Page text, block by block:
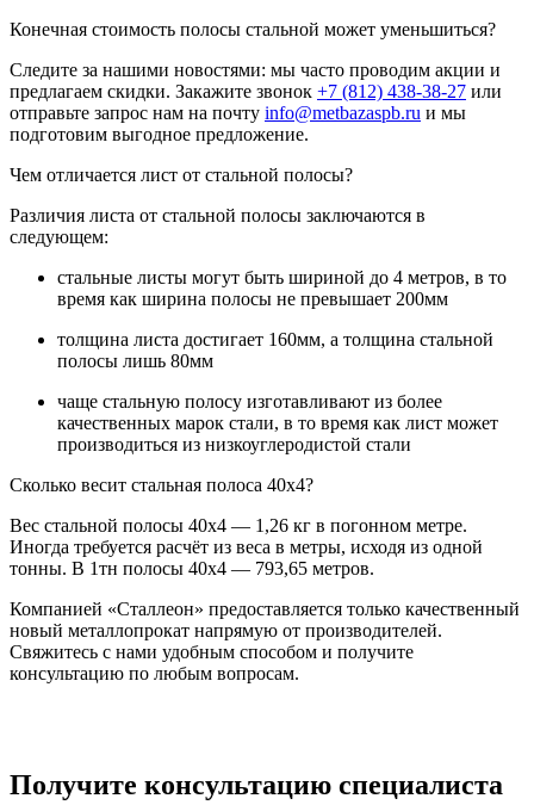
Конечная стоимость полосы стальной может уменьшиться?
Следите за нашими новостями: мы часто проводим акции и
предлагаем скидки. Закажите звонок +7 (812) 438-38-27 или
отправьте запрос нам на почту info@metbazaspb.ru и мы
подготовим выгодное предложение.
Чем отличается лист от стальной полосы?
Различия листа от стальной полосы заключаются в
следующем:
стальные листы могут быть шириной до 4 метров, в то
время как ширина полосы не превышает 200мм
толщина листа достигает 160мм, а толщина стальной
полосы лишь 80мм
чаще стальную полосу изготавливают из более
качественных марок стали, в то время как лист может
производиться из низкоуглеродистой стали
Сколько весит стальная полоса 40х4?
Вес стальной полосы 40х4 — 1,26 кг в погонном метре.
Иногда требуется расчёт из веса в метры, исходя из одной
тонны. В 1тн полосы 40х4 — 793,65 метров.
Компанией «Сталлеон» предоставляется только качественный
новый металлопрокат напрямую от производителей.
Свяжитесь с нами удобным способом и получите
консультацию по любым вопросам.
Получите консультацию специалиста